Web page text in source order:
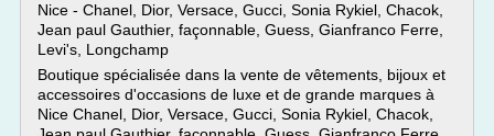
Nice - Chanel, Dior, Versace, Gucci, Sonia Rykiel, Chacok,
Jean paul Gauthier, façonnable, Guess, Gianfranco Ferre,
Levi's, Longchamp
Boutique spécialisée dans la vente de vêtements, bijoux et
accessoires d'occasions de luxe et de grande marques à
Nice Chanel, Dior, Versace, Gucci, Sonia Rykiel, Chacok,